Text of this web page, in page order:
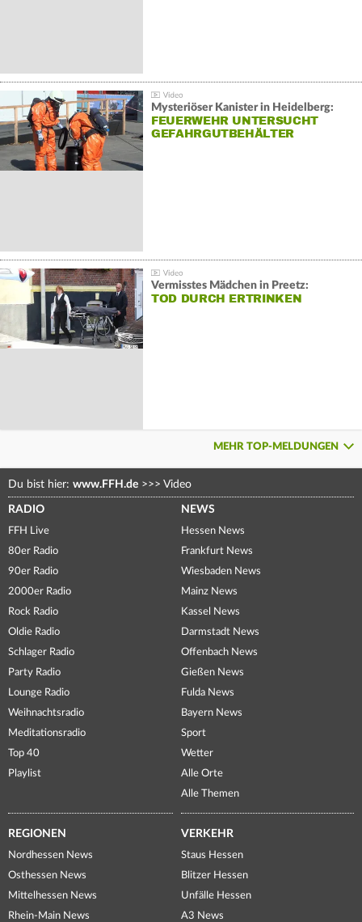
Mysteriöser Kanister in Heidelberg:
FEUERWEHR UNTERSUCHT
GEFAHRGUTBEHÄLTER
Vermisstes Mädchen in Preetz:
TOD DURCH ERTRINKEN
MEHR TOP-MELDUNGEN
Du bist hier: www.FFH.de >>> Video
RADIO
FFH Live
80er Radio
90er Radio
2000er Radio
Rock Radio
Oldie Radio
Schlager Radio
Party Radio
Lounge Radio
Weihnachtsradio
Meditationsradio
Top 40
Playlist
NEWS
Hessen News
Frankfurt News
Wiesbaden News
Mainz News
Kassel News
Darmstadt News
Offenbach News
Gießen News
Fulda News
Bayern News
Sport
Wetter
Alle Orte
Alle Themen
REGIONEN
Nordhessen News
Osthessen News
Mittelhessen News
Rhein-Main News
VERKEHR
Staus Hessen
Blitzer Hessen
Unfälle Hessen
A3 News